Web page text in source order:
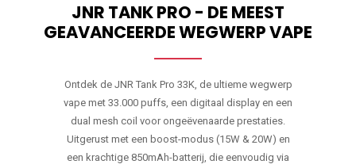
JNR TANK PRO - DE MEEST
GEAVANCEERDE WEGWERP VAPE
Ontdek de JNR Tank Pro 33K, de ultieme wegwerp
vape met 33.000 puffs, een digitaal display en een
dual mesh coil voor ongeëvenaarde prestaties.
Uitgerust met een boost-modus (15W & 20W) en
een krachtige 850mAh-batterij, die eenvoudig via